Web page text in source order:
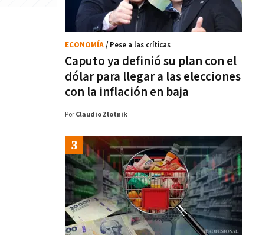
Caputo ya definió su plan con el
dólar para llegar a las elecciones
con la inflación en baja
ECONOMÍA/ Pese a las críticas
Por Claudio Zlotnik